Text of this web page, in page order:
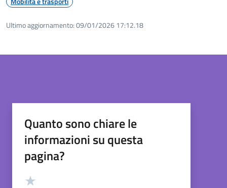
Ultimo aggiornamento:09/01/2026 17:12.18
Quanto sono chiare le
informazioni su questa
pagina?
Valutazione